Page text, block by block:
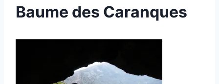
Baume des Caranques